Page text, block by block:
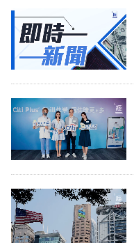
業
科
技
職
場
生
時
事